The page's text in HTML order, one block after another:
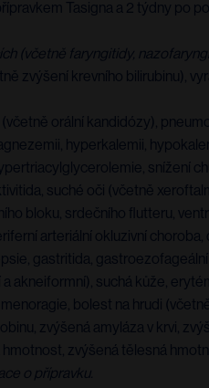
Tasigna a 2 týdny po
(včetně faryngitidy,
zvýšení krevního bilirubinu),
orální kandidózy),
hyperkalemii,
snížení
suché oči (včetně
bloku, srdečního flutteru,
arteriální okluzivní
gastritida,
akneiformní), suchá kůže,
bolest na hrudi
zvýšená amyláza v krvi,
zvýšená tělesná
o přípravku.